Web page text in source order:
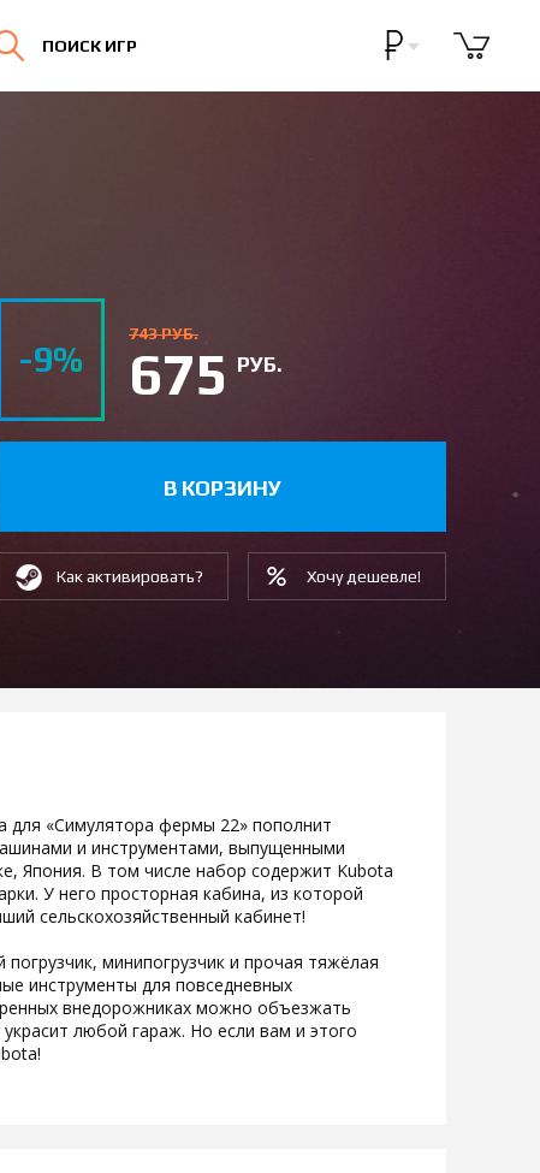
ПОИСК ИГР
-9%
743 РУБ.
675РУБ.
В КОРЗИНУ
Как активировать? Хочу дешевле!
для «Симулятора фермы 22» пополнит
и инструментами, выпущенными
Япония. В том числе набор содержит Kubota
У него просторная кабина, из которой
сельскохозяйственный кабинет!
минипогрузчик и прочая тяжёлая
инструменты для повседневных
внедорожниках можно объезжать
любой гараж. Но если вам и этого